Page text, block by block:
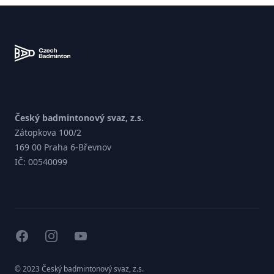
Český badmintonový svaz, z.s.
Zátopkova 100/2
169 00 Praha 6-Břevnov
IČ: 00540099
facebookinstagramyoutube
© 2023 Český badmintonový svaz, z.s.